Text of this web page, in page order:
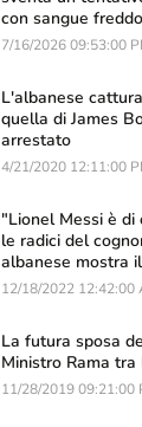
con sangue freddo
7/16/2026 09:53:00
L'albanese
quella di James
arrestato
4/21/2020 12:11:00
"Lionel Messi è di
le radici del
albanese mostra
12/18/2022 12:42:00
La futura sposa
Ministro Rama
11/28/2019 09:21:00